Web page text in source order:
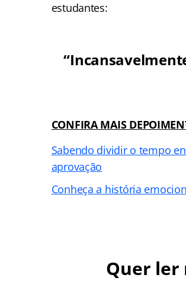
estudantes:
CONFIRA MAIS
Sabendo dividir o tempo
aprovação
Conheça a história
Quer ler